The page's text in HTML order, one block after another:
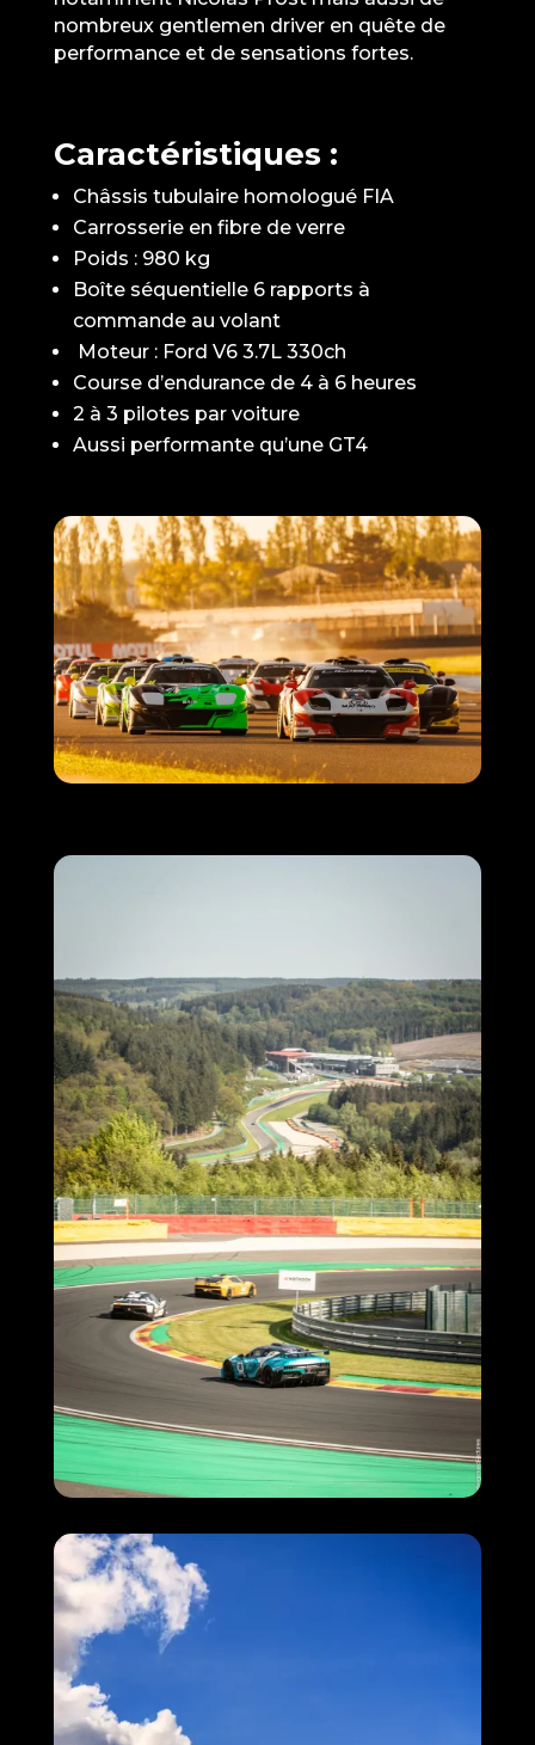
nombreux gentlemen driver en quête de
performance et de sensations fortes.
Caractéristiques :
Châssis tubulaire homologué FIA
Carrosserie en fibre de verre
Poids : 980 kg
Boîte séquentielle 6 rapports à
commande au volant
Moteur : Ford V6 3.7L 330ch
Course d’endurance de 4 à 6 heures
2 à 3 pilotes par voiture
Aussi performante qu’une GT4